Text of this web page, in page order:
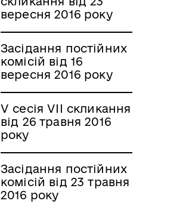
вересня 2016 року
Засідання постійних
комісій від 16
вересня 2016 року
V сесія VII скликання
від 26 травня 2016
року
Засідання постійних
комісій від 23 травня
2016 року